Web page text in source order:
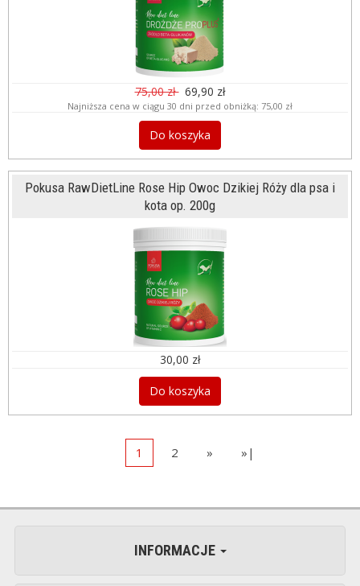
75,00 zł 69,90 zł
Najniższa cena w ciągu 30 dni przed obniżką: 75,00 zł
Do koszyka
Pokusa RawDietLine Rose Hip Owoc Dzikiej Róży dla psa i
kota op. 200g
30,00 zł
Do koszyka
1 2 » »|
INFORMACJE